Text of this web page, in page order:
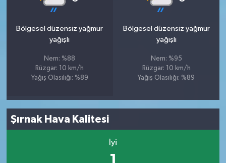
Bölgesel düzensiz yağmur
yağışlı
Nem: %88
Rüzgar: 10 km/h
Yağış Olasılığı: %89
Bölgesel düzensiz yağmur
yağışlı
Nem: %95
Rüzgar: 10 km/h
Yağış Olasılığı: %89
Şırnak Hava Kalitesi
İyi
1